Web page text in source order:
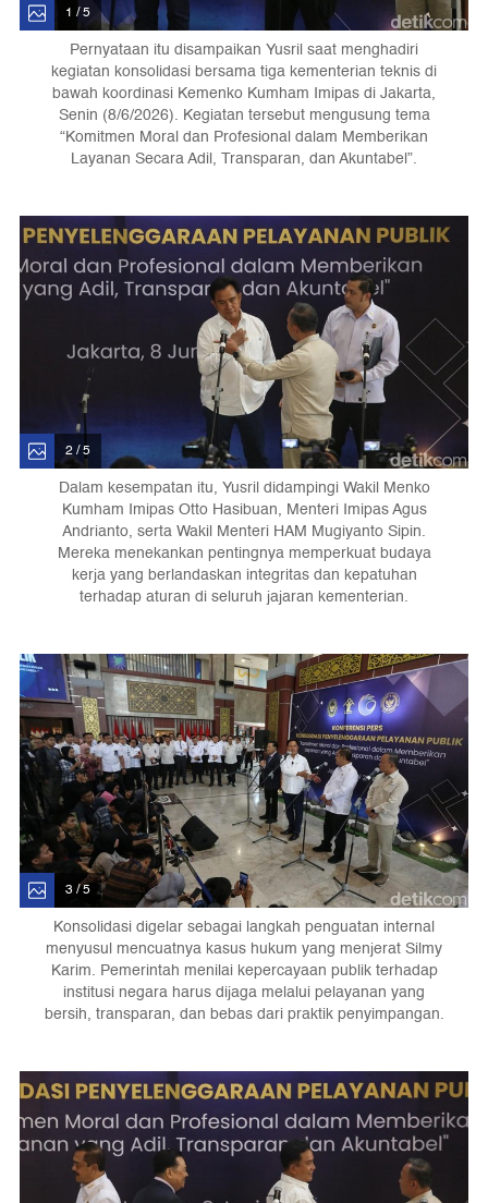
1 / 5
Pernyataan itu disampaikan Yusril saat menghadiri
kegiatan konsolidasi bersama tiga kementerian teknis di
bawah koordinasi Kemenko Kumham Imipas di Jakarta,
Senin (8/6/2026). Kegiatan tersebut mengusung tema
“Komitmen Moral dan Profesional dalam Memberikan
Layanan Secara Adil, Transparan, dan Akuntabel”.
2 / 5
Dalam kesempatan itu, Yusril didampingi Wakil Menko
Kumham Imipas Otto Hasibuan, Menteri Imipas Agus
Andrianto, serta Wakil Menteri HAM Mugiyanto Sipin.
Mereka menekankan pentingnya memperkuat budaya
kerja yang berlandaskan integritas dan kepatuhan
terhadap aturan di seluruh jajaran kementerian.
3 / 5
Konsolidasi digelar sebagai langkah penguatan internal
menyusul mencuatnya kasus hukum yang menjerat Silmy
Karim. Pemerintah menilai kepercayaan publik terhadap
institusi negara harus dijaga melalui pelayanan yang
bersih, transparan, dan bebas dari praktik penyimpangan.